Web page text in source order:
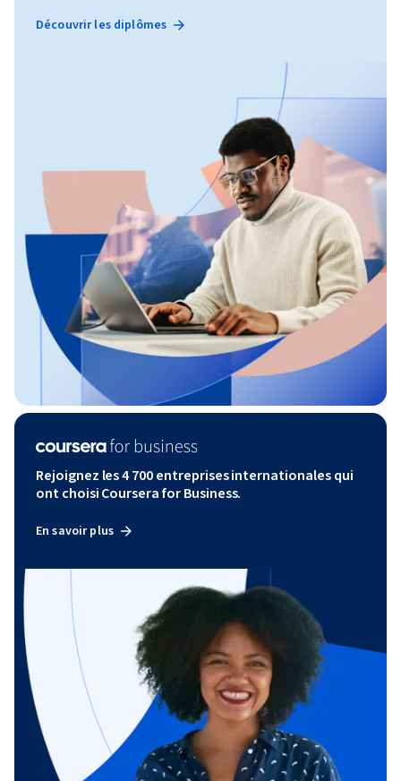
Découvrir les diplômes
Rejoignez les 4 700 entreprises internationales qui
ont choisi Coursera for Business.
En savoir plus